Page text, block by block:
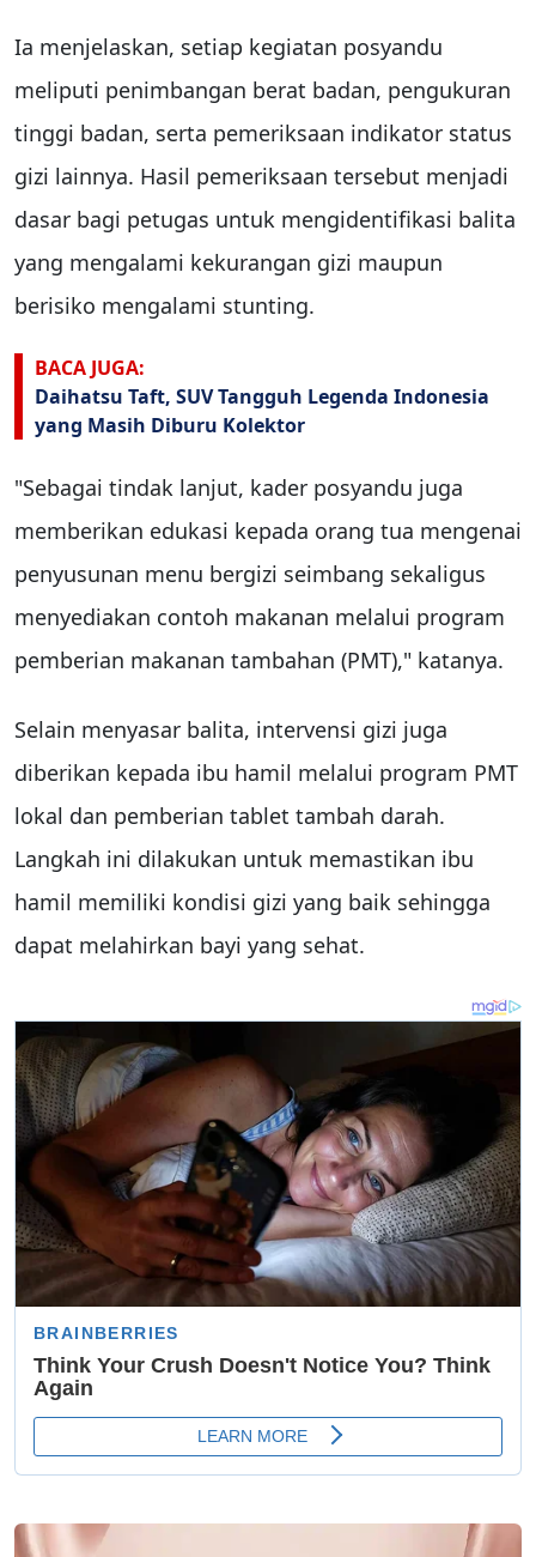
Ia menjelaskan, setiap kegiatan posyandu
meliputi penimbangan berat badan, pengukuran
tinggi badan, serta pemeriksaan indikator status
gizi lainnya. Hasil pemeriksaan tersebut menjadi
dasar bagi petugas untuk mengidentifikasi balita
yang mengalami kekurangan gizi maupun
berisiko mengalami stunting.
BACA JUGA:
Daihatsu Taft, SUV Tangguh Legenda Indonesia
yang Masih Diburu Kolektor
"Sebagai tindak lanjut, kader posyandu juga
memberikan edukasi kepada orang tua mengenai
penyusunan menu bergizi seimbang sekaligus
menyediakan contoh makanan melalui program
pemberian makanan tambahan (PMT)," katanya.
Selain menyasar balita, intervensi gizi juga
diberikan kepada ibu hamil melalui program PMT
lokal dan pemberian tablet tambah darah.
Langkah ini dilakukan untuk memastikan ibu
hamil memiliki kondisi gizi yang baik sehingga
dapat melahirkan bayi yang sehat.